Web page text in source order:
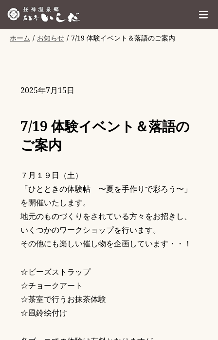
ホーム お知らせ 7/19 体験イベント＆落語のご案内
2025年7月15日
7/19 体験イベント＆落語の
ご案内
７月１９日（土）
「ひとときの体験帖 〜夏を手作りで彩ろう〜」
を開催いたします。
地元のものづくりをされている方々をお招きし、
いくつかのワークショップを行います。
その他にも楽しい催し物を企画しています・・！
☆ビーズストラップ
☆チョークアート
☆茶室で行うお抹茶体験
☆風鈴絵付け